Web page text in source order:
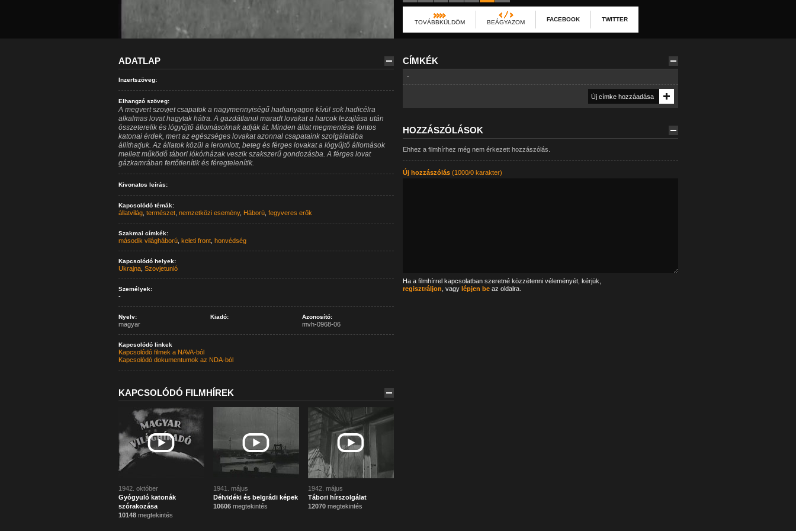
TOVÁBBKÜLDÖM BEÁGYAZOM FACEBOOK TWITTER
ADATLAP
Inzertszöveg:
Elhangzó szöveg:
A megvert szovjet csapatok a nagymennyiségű hadianyagon kívül sok hadicélra
alkalmas lovat hagytak hátra. A gazdátlanul maradt lovakat a harcok lezajlása után
összeterelik és lógyűjtő állomásoknak adják át. Minden állat megmentése fontos
katonai érdek, mert az egészséges lovakat azonnal csapataink szolgálatába
állíthatjuk. Az állatok közül a leromlott, beteg és férges lovakat a lógyűjtő állomások
mellett működő tábori lókórházak veszik szakszerű gondozásba. A férges lovat
gázkamrában fertőtlenítik és féregtelenítik.
Kivonatos leírás:
Kapcsolódó témák:
állatvilág, természet, nemzetközi esemény, Háború, fegyveres erők
Szakmai címkék:
második világháború, keleti front, honvédség
Kapcsolódó helyek:
Ukrajna, Szovjetunió
Személyek:
-
Nyelv:
magyar
Kiadó: Azonosító:
mvh-0968-06
Kapcsolódó linkek
Kapcsolódó filmek a NAVA-ból
Kapcsolódó dokumentumok az NDA-ból
KAPCSOLÓDÓ FILMHÍREK
1942. október
Gyógyuló katonák
szórakozása
10148megtekintés
1941. május
Délvidéki és belgrádi képek
10606megtekintés
1942. május
Tábori hírszolgálat
12070megtekintés
CÍMKÉK
-
HOZZÁSZÓLÁSOK
Ehhez a filmhírhez még nem érkezett hozzászólás.
Új hozzászólás(1000/0 karakter)
Ha a filmhírrel kapcsolatban szeretné közzétenni véleményét, kérjük,
regisztráljon , vagy lépjen beaz oldalra.